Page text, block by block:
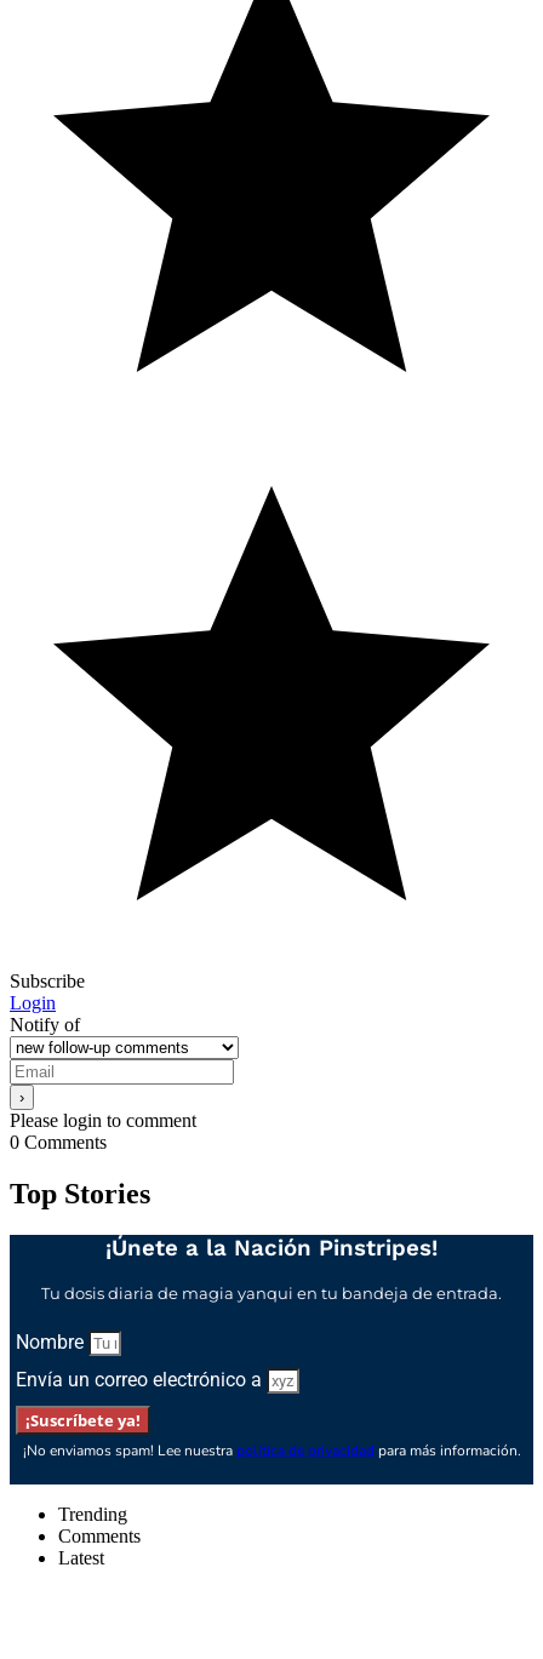
Subscribe
Login
Notify of
Please login to comment
0 Comments
Top Stories
¡Únete a la Nación Pinstripes!
Tu dosis diaria de magia yanqui en tu bandeja de entrada.
Nombre
Envía un correo electrónico a
¡Suscríbete ya!
¡No enviamos spam! Lee nuestra política de privacidad para más información.
Trending
Comments
Latest